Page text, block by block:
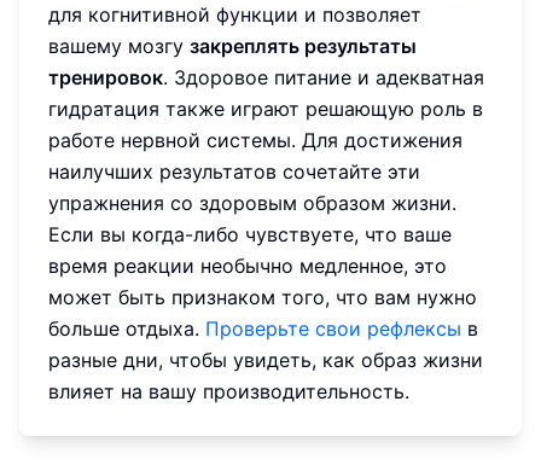
для когнитивной функции и позволяет
вашему мозгу закреплять результаты
тренировок. Здоровое питание и адекватная
гидратация также играют решающую роль в
работе нервной системы. Для достижения
наилучших результатов сочетайте эти
упражнения со здоровым образом жизни.
Если вы когда-либо чувствуете, что ваше
время реакции необычно медленное, это
может быть признаком того, что вам нужно
больше отдыха. Проверьте свои рефлексы в
разные дни, чтобы увидеть, как образ жизни
влияет на вашу производительность.